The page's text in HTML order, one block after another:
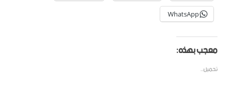
WhatsApp
معجب بهذه:
تحميل...